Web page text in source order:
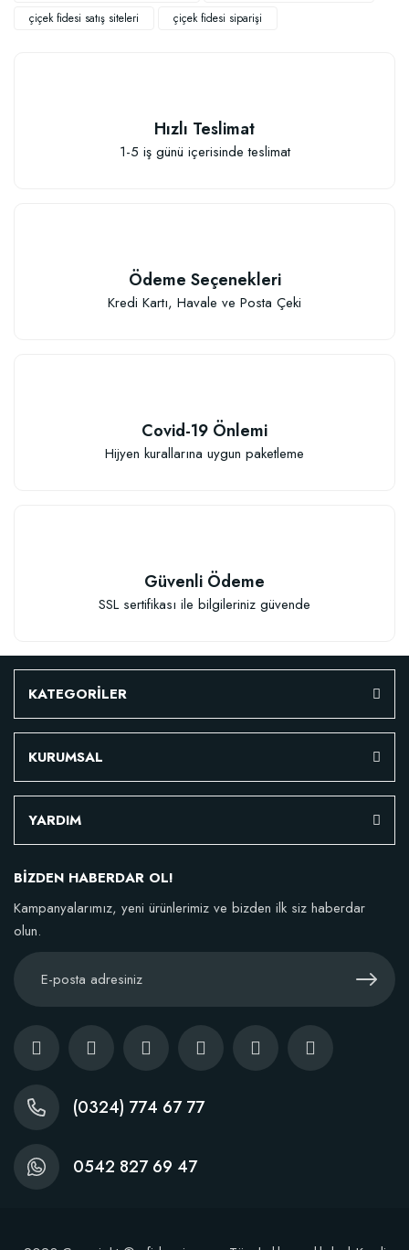
Sebze ve Çiçek Fidesi Dikim Gübresi (50 Fide İçin)
Sepete Ekle
52,18 TL
BestSol Sıvı Solucan Gübresi 1 Litre
146,77 TL
çiçek fidesi satış siteleri
çiçek fidesi siparişi
Hızlı Teslimat
1-5 iş günü içerisinde teslimat
Ödeme Seçenekleri
Kredi Kartı, Havale ve Posta Çeki
Covid-19 Önlemi
Hijyen kurallarına uygun paketleme
Güvenli Ödeme
SSL sertifikası ile bilgileriniz güvende
KATEGORİLER
KURUMSAL
YARDIM
BİZDEN HABERDAR OL!
Kampanyalarımız, yeni ürünlerimiz ve bizden ilk siz haberdar
olun.
(0324) 774 67 77
0542 827 69 47